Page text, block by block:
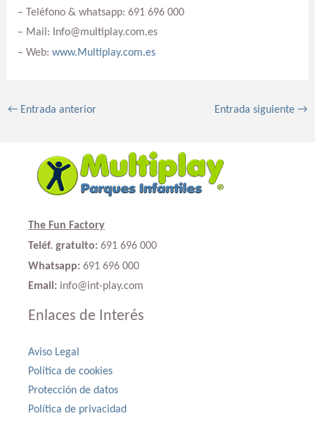
– Teléfono & whatsapp: 691 696 000
– Mail: Info@multiplay.com.es
– Web: www.Multiplay.com.es
←Entrada anterior Entrada siguiente→
The Fun Factory
Teléf. gratuito: 691 696 000
Whatsapp: 691 696 000
Email: info@int-play.com
Enlaces de Interés
Aviso Legal
Política de cookies
Protección de datos
Política de privacidad